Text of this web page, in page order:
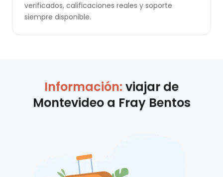
verificados, calificaciones reales y soporte
siempre disponible.
Información: viajar de
Montevideoa Fray Bentos